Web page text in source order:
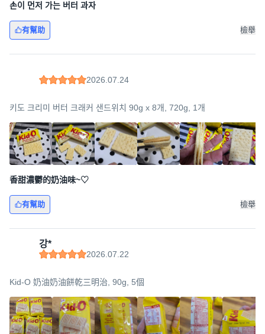
손이 먼저 가는 버터 과자
有幫助 檢舉
2026.07.24
키도 크리미 버터 크래커 샌드위치 90g x 8개, 720g, 1개
香甜濃鬱的奶油味~♡
有幫助 檢舉
강*
2026.07.22
Kid-O 奶油奶油餅乾三明治, 90g, 5個